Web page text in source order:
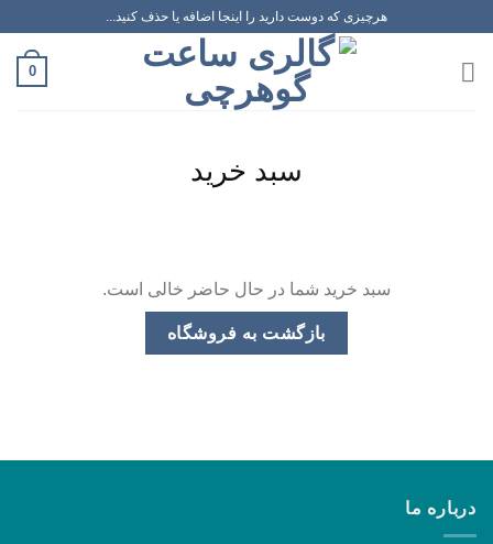
محتوا
هرچیزی که دوست دارید را اینجا اضافه یا حذف کنید...
0
سبد خرید
سبد خرید شما در حال حاضر خالی است.
بازگشت به فروشگاه
درباره ما